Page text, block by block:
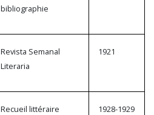
bibliographie
Revista Semanal
Literaria
1921
Recueil littéraire
1928-1929